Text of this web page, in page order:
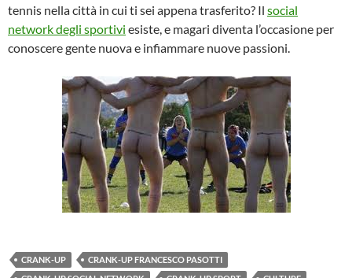
tennis nella città in cui ti sei appena trasferito? Il social
network degli sportivi esiste, e magari diventa l’occasione per
conoscere gente nuova e infiammare nuove passioni.
CRANK-UP
CRANK-UP FRANCESCO PASOTTI